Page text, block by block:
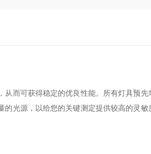
而可获得稳定的优良性能。所有灯具预先
光源，以给您的关键测定提供较高的灵敏